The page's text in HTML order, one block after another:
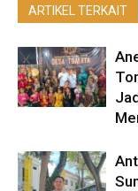
ARTIKEL TERKAIT